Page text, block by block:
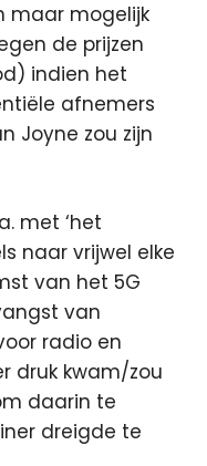
maar mogelijk
de prijzen
indien het
afnemers
Joyne zou zijn
met ‘het
naar vrijwel elke
van het 5G
van
radio en
druk kwam/zou
daarin te
dreigde te